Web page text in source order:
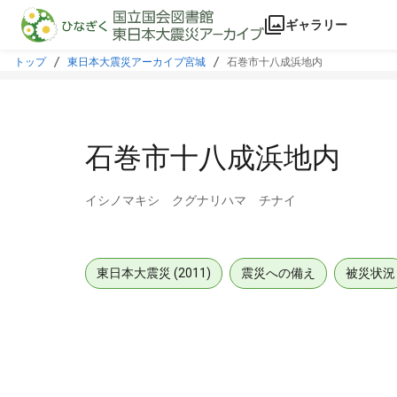
本文に飛ぶ
ギャラリー
トップ 東日本大震災アーカイブ宮城 石巻市十八成浜地内
石巻市十八成浜地内
イシノマキシ クグナリハマ チナイ
東日本大震災 (2011) 震災への備え 被災状況